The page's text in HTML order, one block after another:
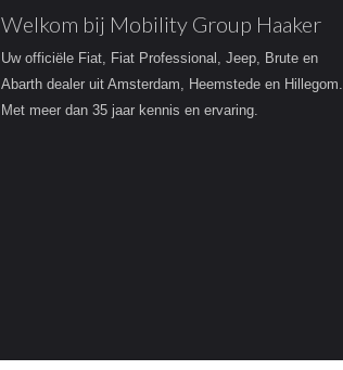
Welkom bij Mobility Group Haaker
Uw officiële Fiat, Fiat Professional, Jeep, Brute en
Abarth dealer uit Amsterdam, Heemstede en Hillegom.
Met meer dan 35 jaar kennis en ervaring.